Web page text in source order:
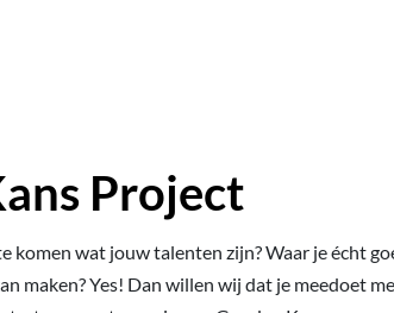
Project
komen wat jouw talenten zijn? Waar je écht
maken? Yes! Dan willen wij dat je meedoet